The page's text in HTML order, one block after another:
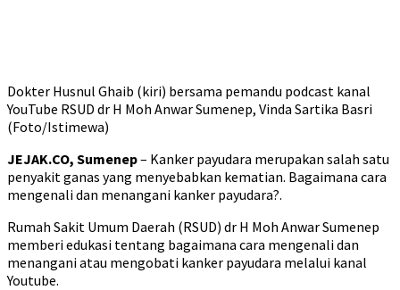
Dokter Husnul Ghaib (kiri) bersama pemandu podcast kanal
YouTube RSUD dr H Moh Anwar Sumenep, Vinda Sartika Basri
(Foto/Istimewa)
JEJAK.CO, Sumenep– Kanker payudara merupakan salah satu
penyakit ganas yang menyebabkan kematian. Bagaimana cara
mengenali dan menangani kanker payudara?.
Rumah Sakit Umum Daerah (RSUD) dr H Moh Anwar Sumenep
memberi edukasi tentang bagaimana cara mengenali dan
menangani atau mengobati kanker payudara melalui kanal
Youtube.